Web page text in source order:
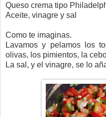
Queso crema tipo
Aceite, vinagre y sal
Como te imaginas.
Lavamos y pelamos los
olivas, los pimientos, la
La sal, y el vinagre, se lo